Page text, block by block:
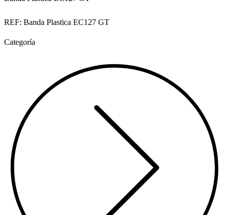
REF: Banda Plastica EC127 GT
Categoría